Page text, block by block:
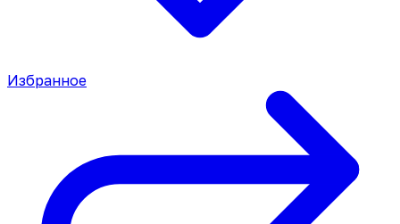
Избранное